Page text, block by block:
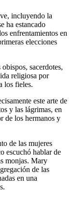
incluyendo la
ha estancado
enfrentamientos en
elecciones
sacerdotes,
religiosa por
los fieles.
este arte de
y las lágrimas, en
de los hermanos y
de las mujeres
escuchó hablar de
monjas. Mary
de las
en una